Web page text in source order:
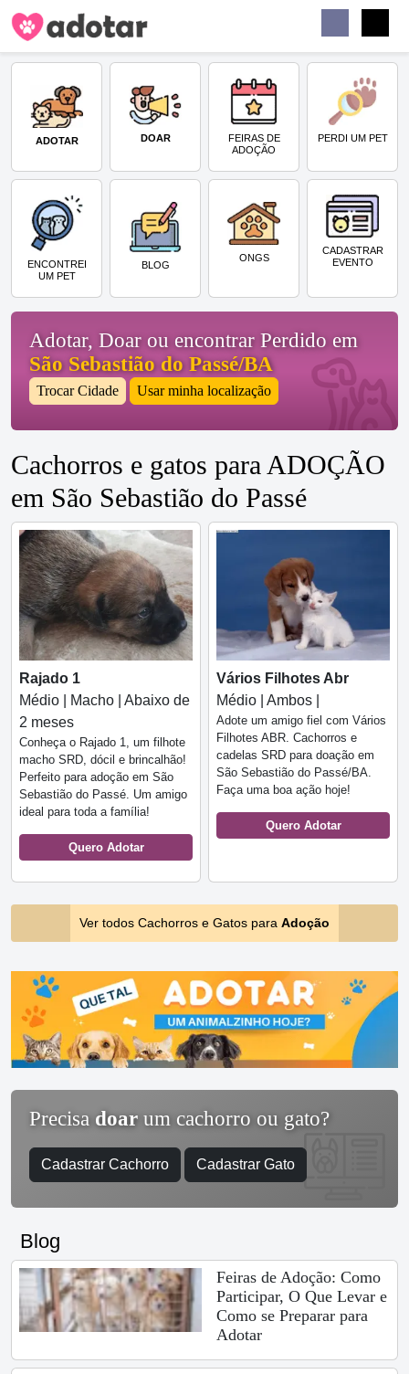
ADOTAR DOAR
FEIRAS DE
ADOÇÃO
PERDI UM PET
ENCONTREI
UM PET
BLOG
ONGS
CADASTRAR
EVENTO
Adotar, Doar ou encontrar Perdido em
São Sebastião do Passé/BA
Trocar Cidade Usar minha localização
Cachorros e gatos para ADOÇÃO
em São Sebastião do Passé
Rajado 1
Médio | Macho | Abaixo de
2 meses
Conheça o Rajado 1, um filhote
macho SRD, dócil e brincalhão!
Perfeito para adoção em São
Sebastião do Passé. Um amigo
ideal para toda a família!
Quero Adotar
Vários Filhotes Abr
Médio | Ambos |
Adote um amigo fiel com Vários
Filhotes ABR. Cachorros e
cadelas SRD para doação em
São Sebastião do Passé/BA.
Faça uma boa ação hoje!
Quero Adotar
Ver todos Cachorros e Gatos para Adoção
Precisa doar um cachorro ou gato?
Cadastrar Cachorro Cadastrar Gato
Blog
Feiras de Adoção: Como
Participar, O Que Levar e
Como se Preparar para
Adotar